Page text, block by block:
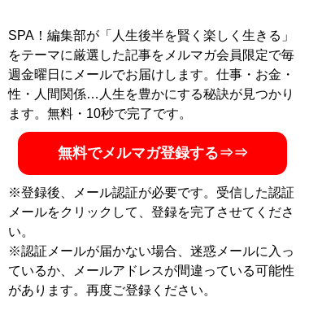
SPA！編集部が「人生後半を賢く楽しく生きる」
をテーマに厳選した記事をメルマガ会員限定で毎
週金曜日にメールでお届けします。仕事・お金・
性・人間関係…人生を豊かにする秘訣が見つかり
ます。無料・10秒で完了です。
無料でメルマガ登録する⇒⇒
※登録後、メール認証が必要です。受信した認証
メールをクリックして、登録を完了させてくださ
い。
※認証メールが届かない場合、迷惑メールに入っ
ているか、メールアドレスが間違っている可能性
があります。再度ご登録ください。